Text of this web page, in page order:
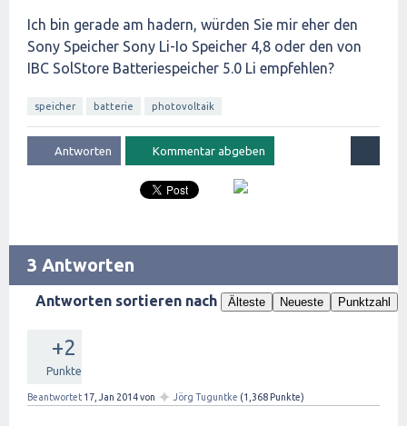
Ich bin gerade am hadern, würden Sie mir eher den
Sony Speicher Sony Li-Io Speicher 4,8 oder den von
IBC SolStore Batteriespeicher 5.0 Li empfehlen?
speicher batterie photovoltaik
3 Antworten
Antworten sortieren nach Älteste Neueste Punktzahl
+2
Punkte
Beantwortet 17, Jan 2014von ✦ Jörg Tuguntke (1,368 Punkte)